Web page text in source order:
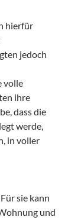
hierfür
jedoch
volle
ihre
dass die
werde,
in voller
sie kann
und